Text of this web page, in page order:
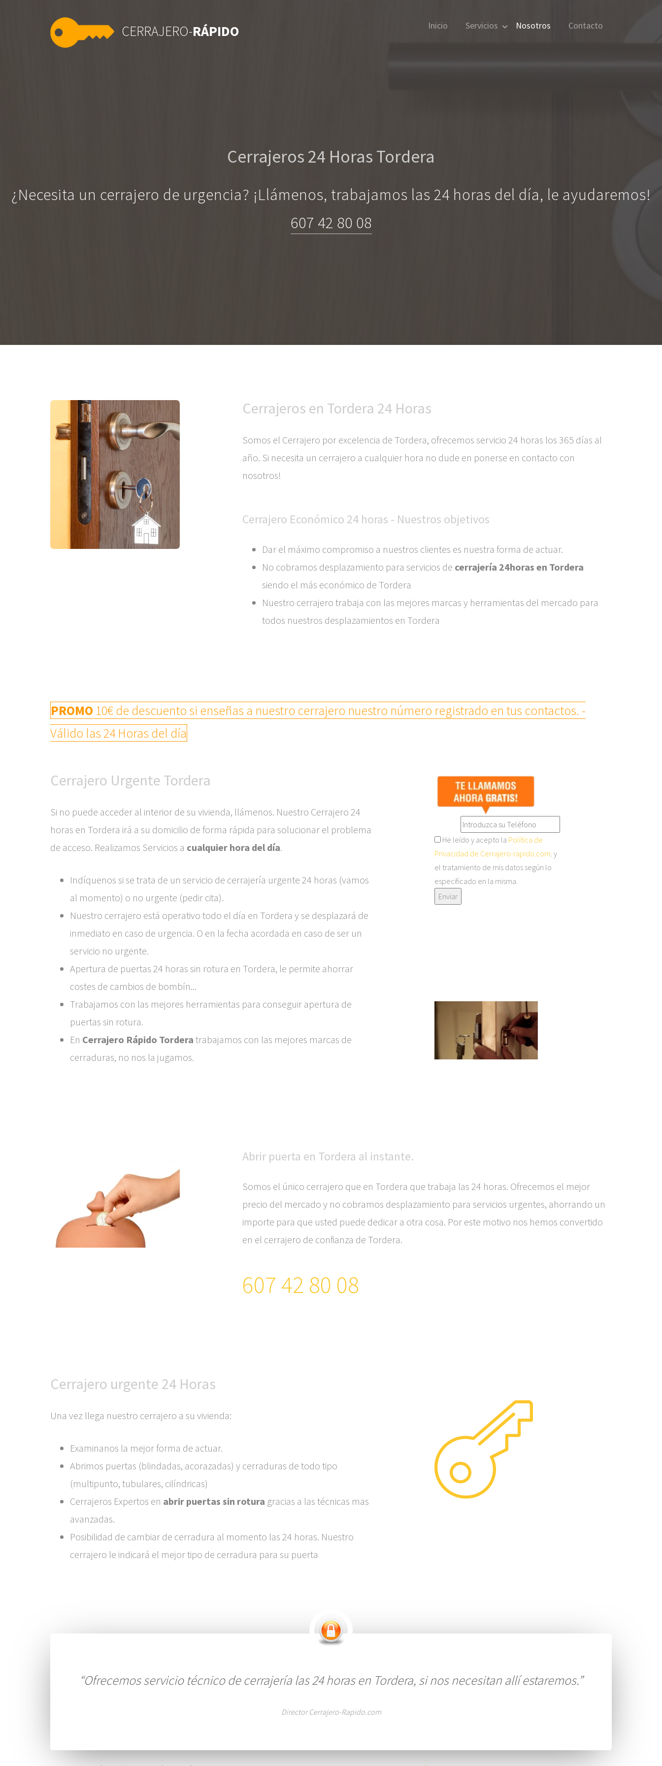
CERRAJERO-RÁPIDO Inicio Servicios Nosotros Contacto
Cerrajeros 24 Horas Tordera
¿Necesita un cerrajero de urgencia? ¡Llámenos, trabajamos las 24 horas del día, le ayudaremos!
607 42 80 08
Cerrajeros en Tordera 24 Horas
Somos el Cerrajero por excelencia de Tordera, ofrecemos servicio 24 horas los 365 días al
año. Si necesita un cerrajero a cualquier hora no dude en ponerse en contacto con
nosotros!
Cerrajero Económico 24 horas - Nuestros objetivos
Dar el máximo compromiso a nuestros clientes es nuestra forma de actuar.
No cobramos desplazamiento para servicios de cerrajería 24horas en Tordera
siendo el más económico de Tordera
Nuestro cerrajero trabaja con las mejores marcas y herramientas del mercado para
todos nuestros desplazamientos en Tordera
PROMO 10€ de descuento si enseñas a nuestro cerrajero nuestro número registrado en tus contactos. -
Válido las 24 Horas del día
He leído y acepto la Política de
Privacidad de Cerrajero-rapido.com. y
el tratamiento de mis datos según lo
especificado en la misma.
Enviar
Cerrajero Urgente Tordera
Si no puede acceder al interior de su vivienda, llámenos. Nuestro Cerrajero 24
horas en Tordera irá a su domicilio de forma rápida para solucionar el problema
de acceso. Realizamos Servicios a cualquier hora del día.
Indíquenos si se trata de un servicio de cerrajería urgente 24 horas (vamos
al momento) o no urgente (pedir cita).
Nuestro cerrajero está operativo todo el día en Tordera y se desplazará de
inmediato en caso de urgencia. O en la fecha acordada en caso de ser un
servicio no urgente.
Apertura de puertas 24 horas sin rotura en Tordera, le permite ahorrar
costes de cambios de bombín...
Trabajamos con las mejores herramientas para conseguir apertura de
puertas sin rotura.
En Cerrajero Rápido Tordera trabajamos con las mejores marcas de
cerraduras, no nos la jugamos.
Abrir puerta en Tordera al instante.
Somos el único cerrajero que en Tordera que trabaja las 24 horas. Ofrecemos el mejor
precio del mercado y no cobramos desplazamiento para servicios urgentes, ahorrando un
importe para que usted puede dedicar a otra cosa. Por este motivo nos hemos convertido
en el cerrajero de confianza de Tordera.
607 42 80 08
Cerrajero urgente 24 Horas
Una vez llega nuestro cerrajero a su vivienda:
Examinanos la mejor forma de actuar.
Abrimos puertas (blindadas, acorazadas) y cerraduras de todo tipo
(multipunto, tubulares, cilíndricas)
Cerrajeros Expertos en abrir puertas sin rotura gracias a las técnicas mas
avanzadas.
Posibilidad de cambiar de cerradura al momento las 24 horas. Nuestro
cerrajero le indicará el mejor tipo de cerradura para su puerta
“Ofrecemos servicio técnico de cerrajería las 24 horas en Tordera, si nos necesitan allí estaremos.”
Director Cerrajero-Rapido.com